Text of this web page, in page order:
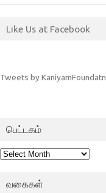
Like Us at Facebook
Tweets by KaniyamFoundatn
பெட்டகம்
பெட்டகம்
வகைகள்